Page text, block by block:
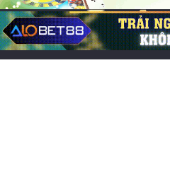
Game đổi thẻ trên iOS hay,
cuốn
Chơi game CF Mobile: Làm